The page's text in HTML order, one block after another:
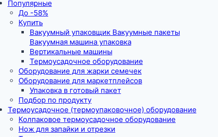
Популярные
До -58%
Купить
Вакуумный упаковщик Вакуумные пакеты
Вакуумная машина упаковка
Вертикальные машины
Термоусадочное оборудование
Оборудование для жарки семечек
Оборудование для маркетплейсов
Упаковка в готовый пакет
Подбор по продукту
Термоусадочное (термоупаковочное) оборудование
Колпаковое термоусадочное оборудование
Нож для запайки и отрезки